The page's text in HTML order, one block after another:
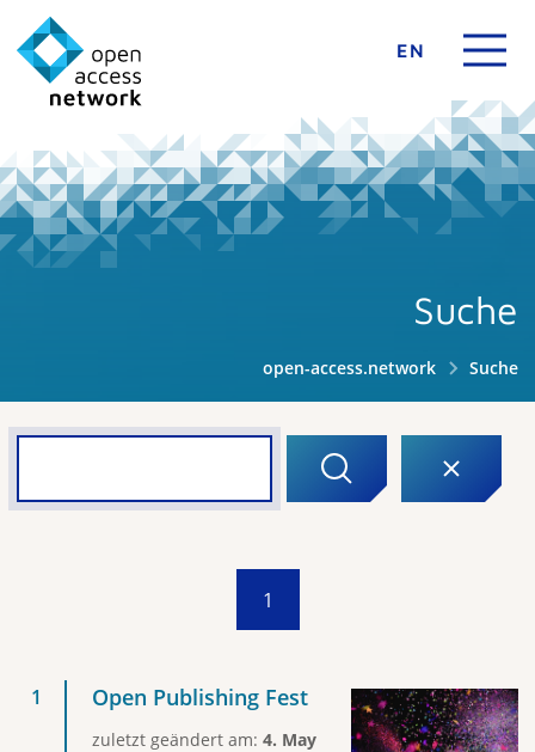
EN
Suche
open-access.network Suche
1
Open Publishing Fest
zuletzt geändert am: 4. May